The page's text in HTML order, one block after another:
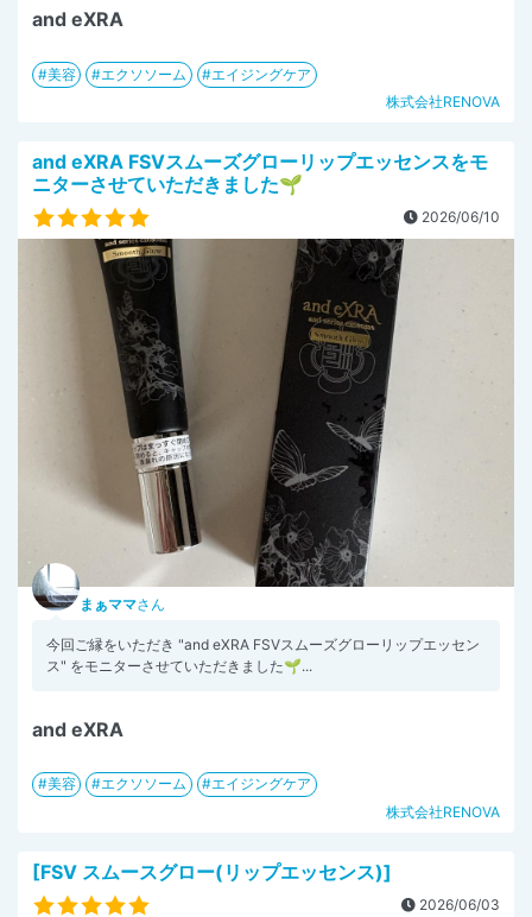
and eXRA
美容 エクソソーム
エイジングケア
株式会社RENOVA
and eXRA FSVスムーズグローリップエッセンスをモ
ニターさせていただきました🌱
2026/06/10
まぁママさん
今回ご縁をいただき "and eXRA FSVスムーズグローリップエッセン
ス" をモニターさせていただきました🌱...
and eXRA
美容 エクソソーム
エイジングケア
株式会社RENOVA
[FSV スムースグロー(リップエッセンス)]
2026/06/03